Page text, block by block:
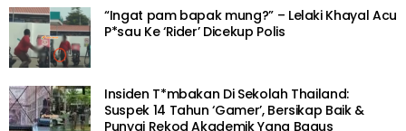
“Ingat pam bapak mung?” – Lelaki Khayal Acu
P*sau Ke ‘Rider’ Dicekup Polis
Insiden T*mbakan Di Sekolah Thailand:
Suspek 14 Tahun ‘Gamer’, Bersikap Baik &
Punyai Rekod Akademik Yang Bagus